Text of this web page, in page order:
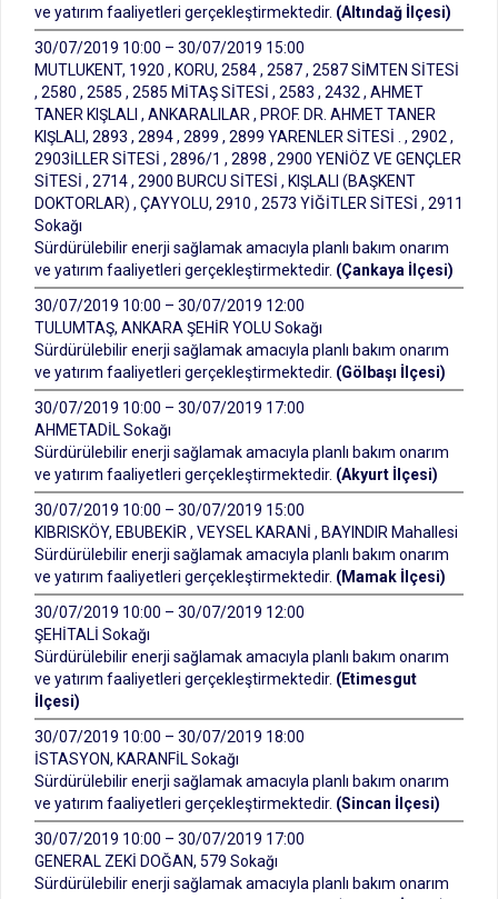
ve yatırım faaliyetleri gerçekleştirmektedir. (Altındağ İlçesi)
30/07/2019 10:00 – 30/07/2019 15:00
MUTLUKENT, 1920 , KORU, 2584 , 2587 , 2587 SİMTEN SİTESİ
, 2580 , 2585 , 2585 MİTAŞ SİTESİ , 2583 , 2432 , AHMET
TANER KIŞLALI , ANKARALILAR , PROF. DR. AHMET TANER
KIŞLALI, 2893 , 2894 , 2899 , 2899 YARENLER SİTESİ . , 2902 ,
2903İLLER SİTESİ , 2896/1 , 2898 , 2900 YENİÖZ VE GENÇLER
SİTESİ , 2714 , 2900 BURCU SİTESİ , KIŞLALI (BAŞKENT
DOKTORLAR) , ÇAYYOLU, 2910 , 2573 YİĞİTLER SİTESİ , 2911
Sokağı
Sürdürülebilir enerji sağlamak amacıyla planlı bakım onarım
ve yatırım faaliyetleri gerçekleştirmektedir. (Çankaya İlçesi)
30/07/2019 10:00 – 30/07/2019 12:00
TULUMTAŞ, ANKARA ŞEHİR YOLU Sokağı
Sürdürülebilir enerji sağlamak amacıyla planlı bakım onarım
ve yatırım faaliyetleri gerçekleştirmektedir. (Gölbaşı İlçesi)
30/07/2019 10:00 – 30/07/2019 17:00
AHMETADİL Sokağı
Sürdürülebilir enerji sağlamak amacıyla planlı bakım onarım
ve yatırım faaliyetleri gerçekleştirmektedir. (Akyurt İlçesi)
30/07/2019 10:00 – 30/07/2019 15:00
KIBRISKÖY, EBUBEKİR , VEYSEL KARANİ , BAYINDIR Mahallesi
Sürdürülebilir enerji sağlamak amacıyla planlı bakım onarım
ve yatırım faaliyetleri gerçekleştirmektedir. (Mamak İlçesi)
30/07/2019 10:00 – 30/07/2019 12:00
ŞEHİTALİ Sokağı
Sürdürülebilir enerji sağlamak amacıyla planlı bakım onarım
ve yatırım faaliyetleri gerçekleştirmektedir. (Etimesgut
İlçesi)
30/07/2019 10:00 – 30/07/2019 18:00
İSTASYON, KARANFİL Sokağı
Sürdürülebilir enerji sağlamak amacıyla planlı bakım onarım
ve yatırım faaliyetleri gerçekleştirmektedir. (Sincan İlçesi)
30/07/2019 10:00 – 30/07/2019 17:00
GENERAL ZEKİ DOĞAN, 579 Sokağı
Sürdürülebilir enerji sağlamak amacıyla planlı bakım onarım